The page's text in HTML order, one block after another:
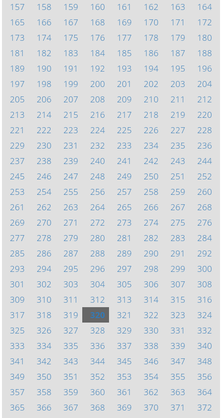
157
158 159 160 161 162 163
164
165
166 167 168 169 170 171
172
173
174 175 176 177 178 179
180
181
182 183 184 185 186 187
188
189
190 191 192 193 194 195
196
197
198 199 200 201 202 203
204
205
206 207 208 209 210 211
212
213
214 215 216 217 218 219
220
221
222 223 224 225 226 227
228
229
230 231 232 233 234 235
236
237
238 239 240 241 242 243
244
245
246 247 248 249 250 251
252
253
254 255 256 257 258 259
260
261
262 263 264 265 266 267
268
269
270 271 272 273 274 275
276
277
278 279 280 281 282 283
284
285
286 287 288 289 290 291
292
293
294 295 296 297 298 299
300
301
302 303 304 305 306 307
308
309
310 311 312 313 314 315
316
317
318 319 320 321 322 323
324
325
326 327 328 329 330 331
332
333
334 335 336 337 338 339
340
341
342 343 344 345 346 347
348
349
350 351 352 353 354 355
356
357
358 359 360 361 362 363
364
365
366 367 368 369 370 371
372